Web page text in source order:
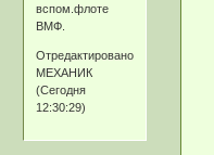
вспом.флоте
ВМФ.
Отредактировано
МЕХАНИК
(Сегодня
12:30:29)